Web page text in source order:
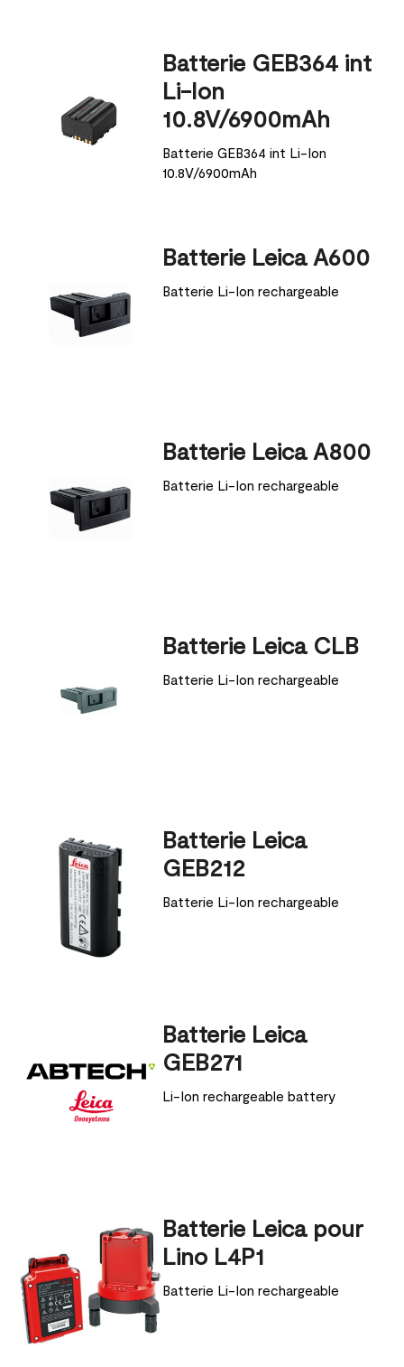
Batterie GEB364 int
Li-Ion
10.8V/6900mAh
Batterie GEB364 int Li-Ion
10.8V/6900mAh
Batterie Leica A600
Batterie Li-Ion rechargeable
Batterie Leica A800
Batterie Li-Ion rechargeable
Batterie Leica CLB
Batterie Li-Ion rechargeable
Batterie Leica
GEB212
Batterie Li-Ion rechargeable
Batterie Leica
GEB271
Li-Ion rechargeable battery
Batterie Leica pour
Lino L4P1
Batterie Li-Ion rechargeable